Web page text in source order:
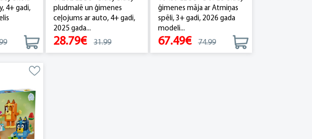
4+ gadi,
pludmalē un ģimenes
ceļojums ar auto, 4+ gadi,
2025 gada...
28.79€ 31.99
ģimenes māja ar Atmiņas
spēli, 3+ gadi, 2026 gada
modeli...
67.49€ 74.99